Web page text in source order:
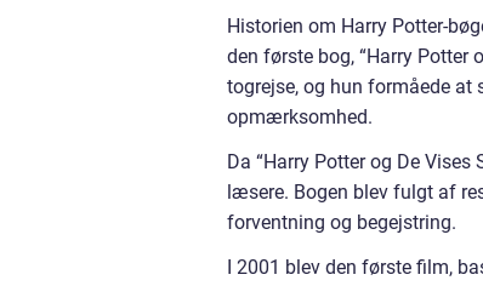
Historien om Harry Potter-
den første bog, “Harry Potter
togrejse, og hun formåede at
opmærksomhed.
Da “Harry Potter og De
læsere. Bogen blev fulgt af
forventning og begejstring.
I 2001 blev den første film,